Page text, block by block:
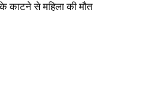
काटने से महिला की मौत